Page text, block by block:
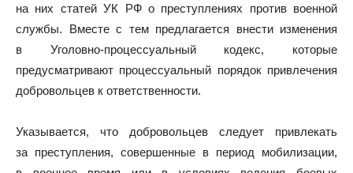
на них статей УК РФ о преступлениях против военной
службы. Вместе с тем предлагается внести изменения
в Уголовно-процессуальный кодекс, которые
предусматривают процессуальный порядок привлечения
добровольцев к ответственности.
Указывается, что добровольцев следует привлекать
за преступления, совершенные в период мобилизации,